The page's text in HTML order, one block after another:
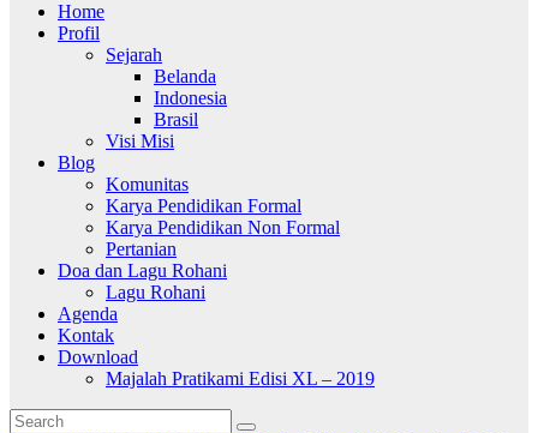
Home
Profil
Sejarah
Belanda
Indonesia
Brasil
Visi Misi
Blog
Komunitas
Karya Pendidikan Formal
Karya Pendidikan Non Formal
Pertanian
Doa dan Lagu Rohani
Lagu Rohani
Agenda
Kontak
Download
Majalah Pratikami Edisi XL – 2019